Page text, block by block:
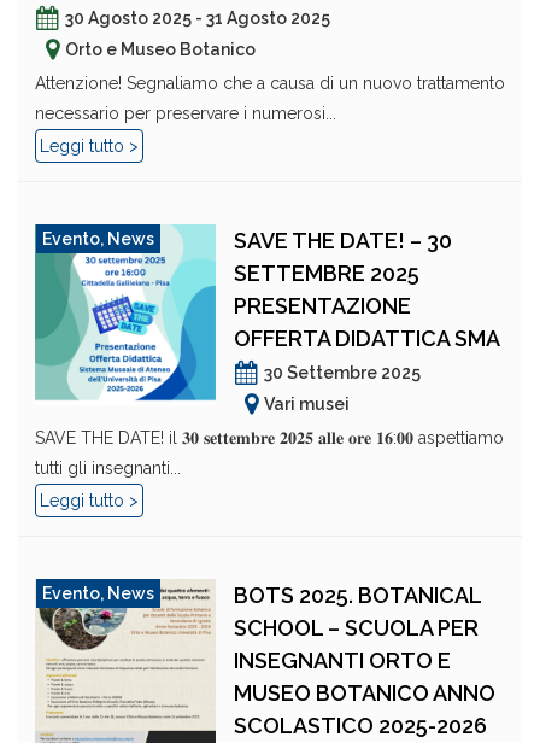
30 Agosto 2025 - 31 Agosto 2025
Orto e Museo Botanico
Attenzione! Segnaliamo che a causa di un nuovo trattamento
necessario per preservare i numerosi...
Leggi tutto >
Evento, News
SAVE THE DATE! – 30
SETTEMBRE 2025
PRESENTAZIONE
OFFERTA DIDATTICA SMA
30 Settembre 2025
Vari musei
SAVE THE DATE! il 𝟑𝟎 𝐬𝐞𝐭𝐭𝐞𝐦𝐛𝐫𝐞 𝟐𝟎𝟐𝟓 𝐚𝐥𝐥𝐞 𝐨𝐫𝐞 𝟏𝟔:𝟎𝟎 aspettiamo
tutti gli insegnanti...
Leggi tutto >
Evento, News
BOTS 2025. BOTANICAL
SCHOOL – SCUOLA PER
INSEGNANTI ORTO E
MUSEO BOTANICO ANNO
SCOLASTICO 2025-2026